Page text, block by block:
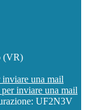
(VR)
una mail
inviare una mail
UF2N3V